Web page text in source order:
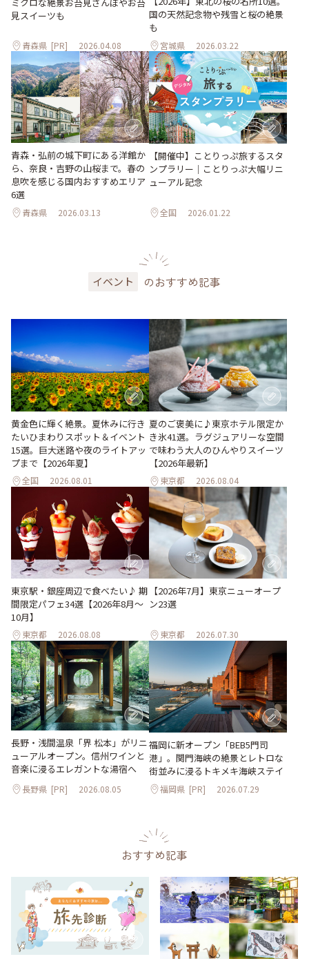
見スイーツも
青森県 [PR] 2026.04.08
国の天然記念物や残雪と桜の絶景
も
宮城県 2026.03.22
青森・弘前の城下町にある洋館か
ら、奈良・吉野の山桜まで。春の
息吹を感じる国内おすすめエリア
6選
青森県 2026.03.13
【開催中】ことりっぷ旅するスタ
ンプラリー｜ことりっぷ大幅リニ
ューアル記念
全国 2026.01.22
イベント のおすすめ記事
黄金色に輝く絶景。夏休みに行き
たいひまわりスポット＆イベント
15選。巨大迷路や夜のライトアッ
プまで【2026年夏】
全国 2026.08.01
夏のご褒美に♪東京ホテル限定か
き氷41選。ラグジュアリーな空間
で味わう大人のひんやりスイーツ
【2026年最新】
東京都 2026.08.04
東京駅・銀座周辺で食べたい♪ 期
間限定パフェ34選【2026年8月～
10月】
東京都 2026.08.08
【2026年7月】東京ニューオープ
ン23選
東京都 2026.07.30
長野・浅間温泉「界 松本」がリニ
ューアルオープン。信州ワインと
音楽に浸るエレガントな湯宿へ
長野県 [PR] 2026.08.05
福岡に新オープン「BEB5門司
港」。関門海峡の絶景とレトロな
街並みに浸るトキメキ海峡ステイ
福岡県 [PR] 2026.07.29
おすすめ記事